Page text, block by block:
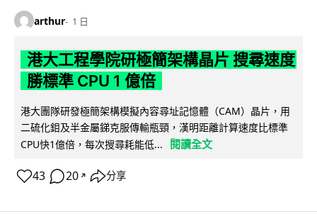
arthur 1 日
港大工程學院研極簡架構晶片 搜尋速度
勝標準 CPU 1 億倍
港大團隊研發極簡架構模擬內容尋址記憶體（CAM）晶片，用
二硫化鉬及半金屬銻克服傳輸瓶頸，漢明距離計算速度比標準
CPU快1億倍，每次搜尋耗能低...
閱讀全文
43 20 ↗ 分享